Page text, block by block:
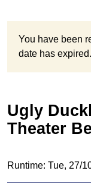
You have been
date has expired.
Ugly Duckling - Deutsches
Theater
Runtime: Tue, 27/